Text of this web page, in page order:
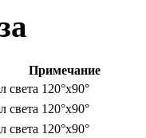
Примечание
света 120°х90°
света 120°х90°
света 120°х90°